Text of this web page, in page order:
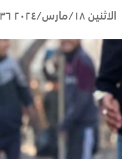
الاثنين ١٨/مارس/٢٠٢٤ ٠٩:٣٦ ص